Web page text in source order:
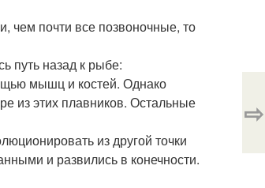
чем почти все позвоночные, то
путь назад к рыбе:
мышц и костей. Однако
из этих плавников. Остальные
из другой точки
и развились в конечности.
⇨